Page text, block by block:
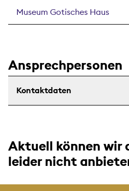
Museum Gotisches Haus
Ansprechpersonen
Kontaktdaten
Aktuell können wir
leider nicht